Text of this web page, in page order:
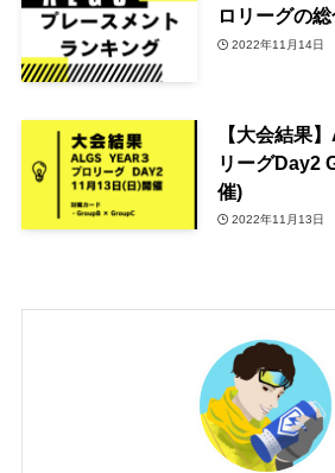
ロリーグの
2022年11月14日
【大会結果
リーグDay2
催)
2022年11月13日